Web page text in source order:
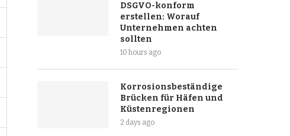
DSGVO-konform
erstellen: Worauf
Unternehmen achten
sollten
10 hours ago
Korrosionsbeständige
Brücken für Häfen und
Küstenregionen
2 days ago